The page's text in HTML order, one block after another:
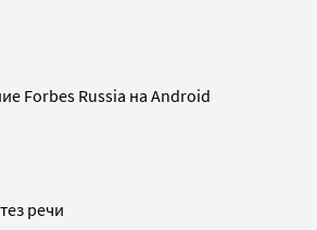
Forbes Russia на Android
речи